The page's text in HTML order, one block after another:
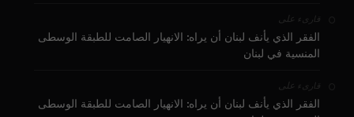
قارىء على
الفقر الذي يأنف لبنان أن يراه: الانهيار الصامت للطبقة الوسطى
المنسية في لبنان
قارىء على
الفقر الذي يأنف لبنان أن يراه: الانهيار الصامت للطبقة الوسطى